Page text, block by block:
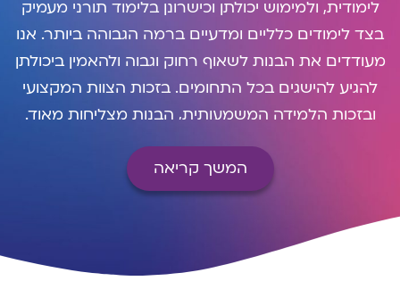
לימודית, ולמימוש יכולתן וכישרונן בלימוד תורני מעמיק
בצד לימודים כלליים ומדעיים ברמה הגבוהה ביותר. אנו
מעודדים את הבנות לשאוף רחוק וגבוה ולהאמין ביכולתן
להגיע להישגים בכל התחומים. בזכות הצוות המקצועי
ובזכות הלמידה המשמעותית, הבנות מצליחות מאוד.
נתוני ההצטיינות של בנות האולפנא במבחני הבגרות
גבוהים באופן יוצא דופן, ושמה של האולפנא הולך לפניה
לאורך השנים, כמקום של הצלחה.
כחלק מהחינוך לאהבת העם והארץ ומתוך מחויבות
לערכים של ערבות הדדית, רגישות חברתית, עשיה
המשך קריאה